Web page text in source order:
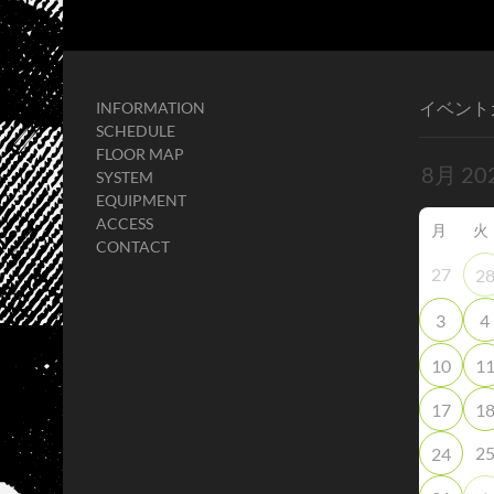
INFORMATION
SCHEDULE
FLOOR MAP
SYSTEM
EQUIPMENT
ACCESS
CONTACT
イベン
月 火
27 28
3 4
10 11
17 18
24 25